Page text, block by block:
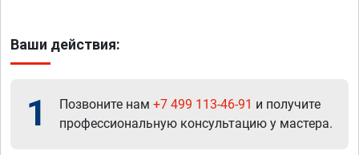
Ваши действия:
1 Позвоните нам +7 499 113-46-91 и получите
профессиональную консультацию у мастера.